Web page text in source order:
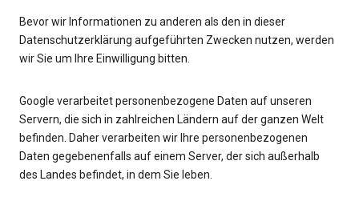
Bevor wir Informationen zu anderen als den in dieser
Datenschutzerklärung aufgeführten Zwecken nutzen, werden
wir Sie um Ihre Einwilligung bitten.
Google verarbeitet personenbezogene Daten auf unseren
Servern, die sich in zahlreichen Ländern auf der ganzen Welt
befinden. Daher verarbeiten wir Ihre personenbezogenen
Daten gegebenenfalls auf einem Server, der sich außerhalb
des Landes befindet, in dem Sie leben.